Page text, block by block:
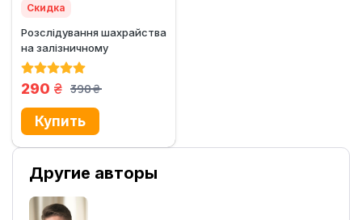
Скидка
Розслідування шахрайства
на залізничному
транспорті, спрямованого
390
грн.
290 грн.
Другие авторы